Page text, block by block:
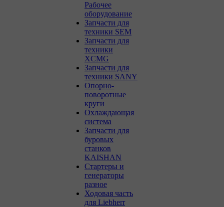
Рабочее
оборудование
Запчасти для
техники SEM
Запчасти для
техники
XCMG
Запчасти для
техники SANY
Опорно-
поворотные
круги
Охлаждающая
система
Запчасти для
буровых
станков
KAISHAN
Стартеры и
генераторы
разное
Ходовая часть
для Liebherr